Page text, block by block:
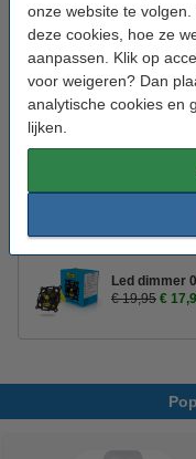
onze website te volgen.
deze cookies, hoe ze
aanpassen. Klik op
voor weigeren? Dan
analytische cookies en
lijken.
Energielabel: G
Oud voor nieuw:
Aanbieding:
Bestel mee:
Led dimmer
€ 19,95 €